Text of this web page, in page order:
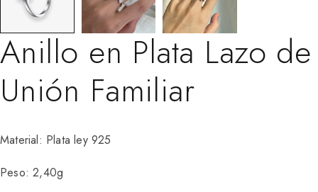
Anillo en Plata Lazo de
Unión Familiar
Material: Plata ley 925
Peso: 2,40g